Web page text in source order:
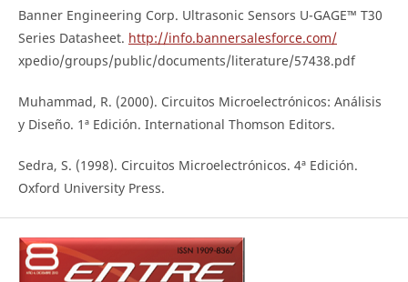
Banner Engineering Corp. Ultrasonic Sensors U-GAGE™ T30
Series Datasheet. http://info.bannersalesforce.com/
xpedio/groups/public/documents/literature/57438.pdf
Muhammad, R. (2000). Circuitos Microelectrónicos: Análisis
y Diseño. 1ª Edición. International Thomson Editors.
Sedra, S. (1998). Circuitos Microelectrónicos. 4ª Edición.
Oxford University Press.